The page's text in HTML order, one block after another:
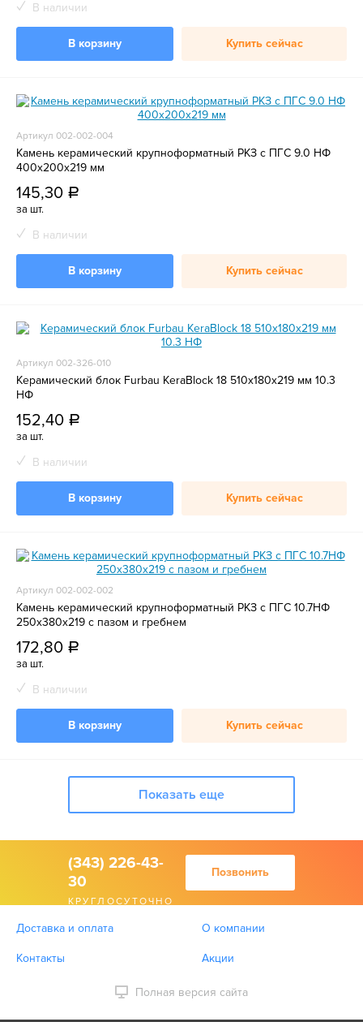
В наличии
В корзину Купить сейчас
Артикул 002-002-004
Камень керамический крупноформатный РКЗ с ПГС 9.0 НФ
400х200х219 мм
145,30 a
за шт.
В наличии
В корзину Купить сейчас
Артикул 002-326-010
Керамический блок Furbau KeraBlock 18 510х180х219 мм 10.3
НФ
152,40 a
за шт.
В наличии
В корзину Купить сейчас
Артикул 002-002-002
Камень керамический крупноформатный РКЗ с ПГС 10.7НФ
250х380х219 с пазом и гребнем
172,80 a
за шт.
В наличии
В корзину Купить сейчас
Показать еще
(343) 226-43-
30
КРУГЛОСУТОЧНО
Позвонить
Доставка и оплата О компании
Контакты Акции
Полная версия сайта